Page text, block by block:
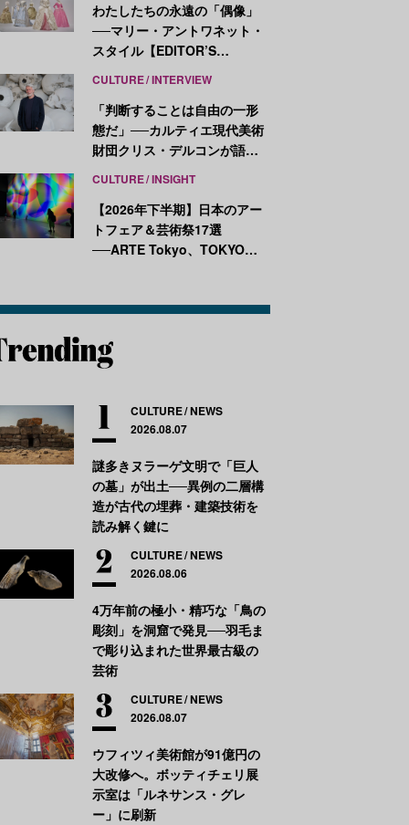
わたしたちの永遠の「偶像」
──マリー・アントワネット・
スタイル【EDITOR’S
CULTURE INTERVIEW
「判断することは自由の一形
態だ」──カルティエ現代美術
財団クリス・デルコンが語
CULTURE INSIGHT
【2026年下半期】日本のアー
トフェア＆芸術祭17選
──ARTE Tokyo、TOKYO
CULTURE NEWS
2026.08.07
謎多きヌラーゲ文明で「巨人
の墓」が出土──異例の二層構
造が古代の埋葬・建築技術を
読み解く鍵に
CULTURE NEWS
2026.08.06
4万年前の極小・精巧な「鳥の
彫刻」を洞窟で発見──羽毛ま
で彫り込まれた世界最古級の
芸術
CULTURE NEWS
2026.08.07
ウフィツィ美術館が91億円の
大改修へ。ボッティチェリ展
示室は「ルネサンス・グレ
ー」に刷新